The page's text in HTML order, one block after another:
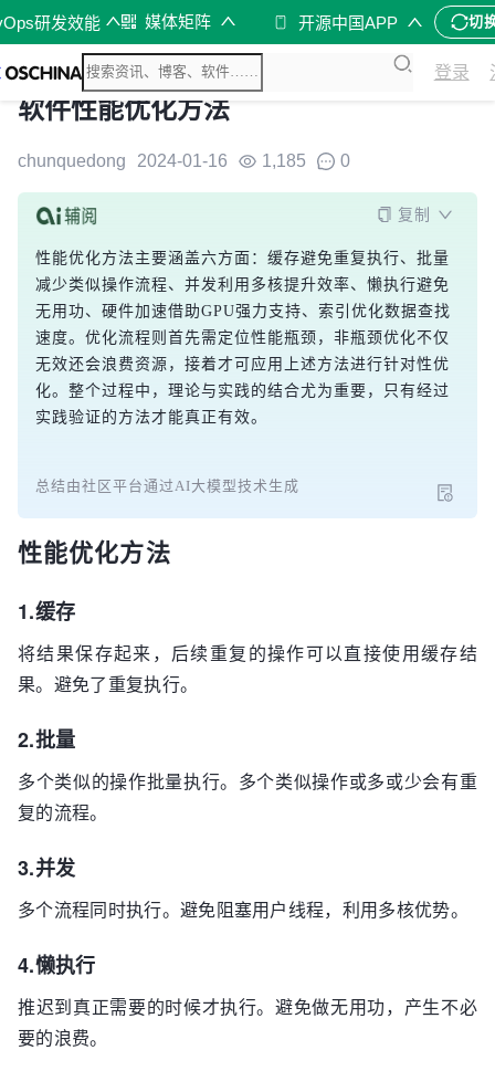
研发效能 媒体矩阵 开源中国APP 切
登录
软件性能优化方法
chunquedong 2024-01-16 1,185 0
复制
性能优化方法主要涵盖六方面：缓存避免重复执行、批量
减少类似操作流程、并发利用多核提升效率、懒执行避免
无用功、硬件加速借助GPU强力支持、索引优化数据查找
速度。优化流程则首先需定位性能瓶颈，非瓶颈优化不仅
无效还会浪费资源，接着才可应用上述方法进行针对性优
化。整个过程中，理论与实践的结合尤为重要，只有经过
实践验证的方法才能真正有效。
总结由社区平台通过AI大模型技术生成
性能优化方法
1.缓存
将结果保存起来，后续重复的操作可以直接使用缓存结
果。避免了重复执行。
2.批量
多个类似的操作批量执行。多个类似操作或多或少会有重
复的流程。
3.并发
多个流程同时执行。避免阻塞用户线程，利用多核优势。
4.懒执行
推迟到真正需要的时候才执行。避免做无用功，产生不必
要的浪费。